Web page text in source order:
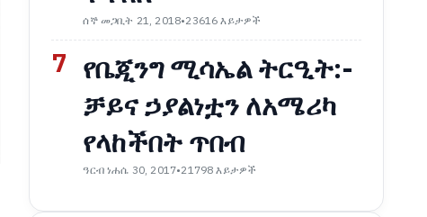
ሰኞ መጋቢት 21, 2018•23616 እይታዎች
7 የቤጂንግ ሚሳኤል ትርዒት:-
ቻይና ኃያልነቷን ለአሜሪካ
የላከችበት ጥበብ
ዓርብ ነሐሴ 30, 2017•21798 እይታዎች